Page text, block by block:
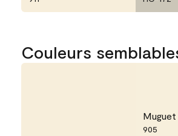
Couleurs
Muguet
905